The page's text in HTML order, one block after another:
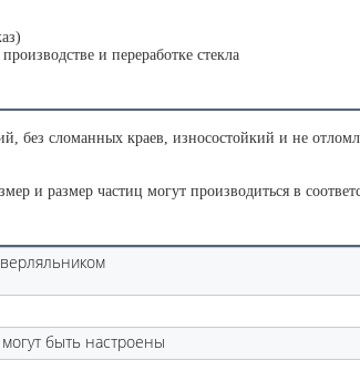
и переработке стекла
без сломанных краев, износостойкий и не
и размер частиц могут производиться в
быть настроены